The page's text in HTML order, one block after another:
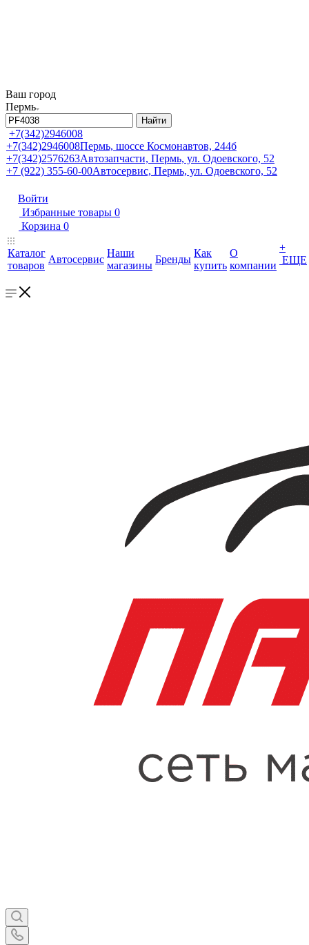
Ваш город
Пермь
Найти
+7(342)2946008
+7(342)2946008Пермь, шоссе Космонавтов, 244б
+7(342)2576263Автозапчасти, Пермь, ул. Одоевского, 52
+7 (922) 355-60-00Автосервис, Пермь, ул. Одоевского, 52
Войти
Избранные товары 0
Корзина 0
Каталог
товаров
Автосервис
Наши
магазины
Бренды
Как
купить
О
компании
+
ЕЩЕ